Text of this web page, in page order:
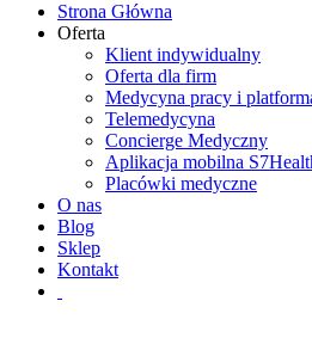
Strona Główna
Oferta
Klient indywidualny
Oferta dla firm
Medycyna pracy i
Telemedycyna
Concierge Medyczny
Aplikacja mobilna
Placówki medyczne
O nas
Blog
Sklep
Kontakt